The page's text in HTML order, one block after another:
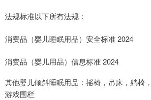
法规标准以下所有法规：
消费品（婴儿睡眠用品）安全标准 2024
消费品（婴儿用品）信息标准 2024
其他婴儿倾斜睡眠用品：摇椅，吊床，躺椅
游戏围栏